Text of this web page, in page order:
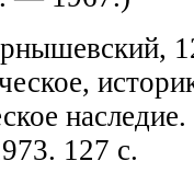
127 с.